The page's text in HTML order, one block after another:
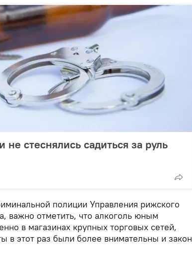
не стеснялись садиться за руль
полиции Управления рижского
важно отметить, что алкоголь юным
в магазинах крупных торговых сетей,
в этот раз были более внимательны и закон